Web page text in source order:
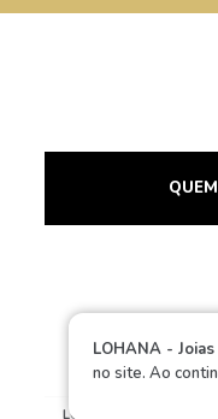
LOHANA - Joias em
LOHANA -
no site. Ao